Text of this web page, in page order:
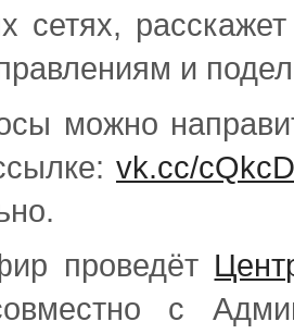
сетях,
и
можно
vk.cc/
проведёт
с